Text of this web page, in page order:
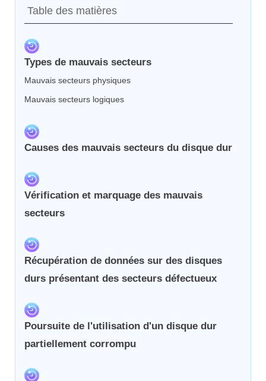
Table des matières
Types de mauvais secteurs
Mauvais secteurs physiques
Mauvais secteurs logiques
Causes des mauvais secteurs du disque dur
Vérification et marquage des mauvais
secteurs
Récupération de données sur des disques
durs présentant des secteurs défectueux
Poursuite de l'utilisation d'un disque dur
partiellement corrompu